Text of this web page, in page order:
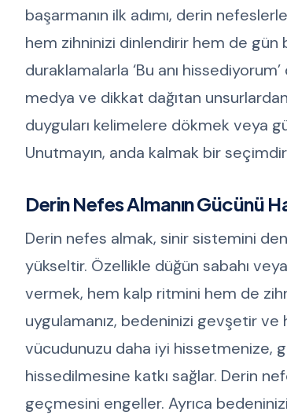
başarmanın ilk adımı, derin
hem zihninizi dinlendirir hem de gün
duraklamalarla ‘Bu anı
medya ve dikkat dağıtan unsurlardan
duyguları kelimelere dökmek veya
Unutmayın, anda kalmak bir
Derin Nefes Almanın Gücünü
Derin nefes almak, sinir sistemini
yükseltir. Özellikle düğün sabahı
vermek, hem kalp ritmini hem de
uygulamanız, bedeninizi gevşetir ve
vücudunuzu daha iyi hissetmenize,
hissedilmesine katkı sağlar. Derin
geçmesini engeller. Ayrıca